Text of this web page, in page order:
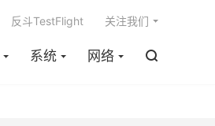
系统 网络 
反斗TestFlight 关注我们